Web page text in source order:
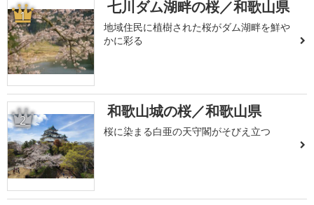
1 七川ダム湖畔の桜／和歌山県
地域住民に植樹された桜がダム湖畔を鮮や
かに彩る
2 和歌山城の桜／和歌山県
桜に染まる白亜の天守閣がそびえ立つ